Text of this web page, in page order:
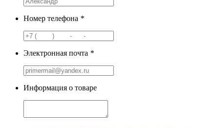
Номер телефона *
Электронная почта *
Информация о товаре